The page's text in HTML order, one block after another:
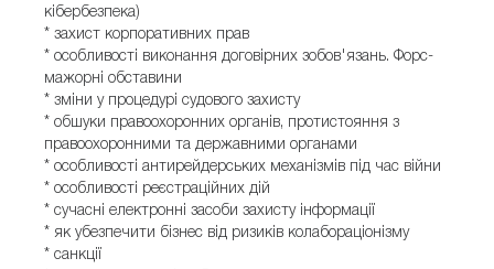
кібербезпека)
* захист корпоративних прав
* особливості виконання договірних зобов'язань. Форс-
мажорні обставини
* зміни у процедурі судового захисту
* обшуки правоохоронних органів, протистояння з
правоохоронними та державними органами
* особливості антирейдерських механізмів під час війни
* особливості реєстраційних дій
* сучасні електронні засоби захисту інформації
* як убезпечити бізнес від ризиків колабораціонізму
* санкції